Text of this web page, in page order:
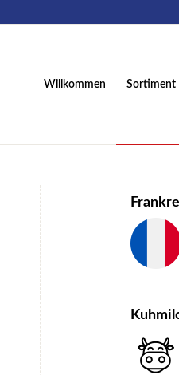
Willkommen Sortiment